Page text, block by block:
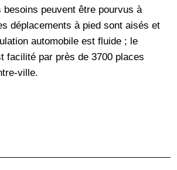
besoins peuvent être pourvus à
déplacements à pied sont aisés et
automobile est fluide ; le
facilité par près de 3700 places
ville.